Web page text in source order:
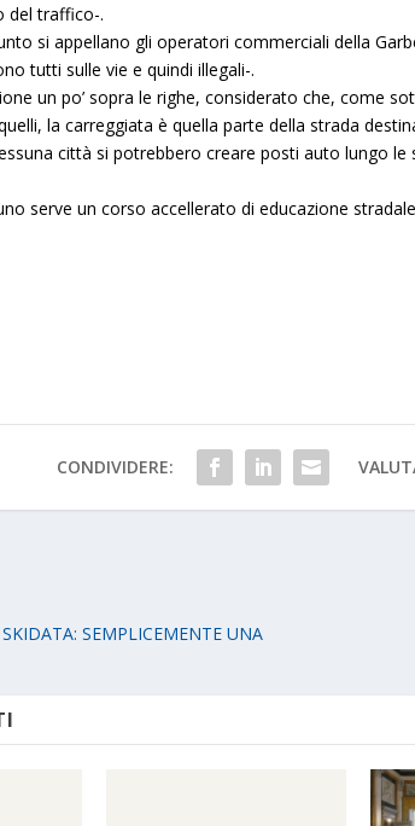
del traffico-.
si appellano gli operatori commerciali della
tutti sulle vie e quindi illegali-.
un po’ sopra le righe, considerato che, come
la carreggiata è quella parte della strada
città si potrebbero creare posti auto lungo le
serve un corso accellerato di educazione
CONDIVIDERE:
SEMPLICEMENTE UNA